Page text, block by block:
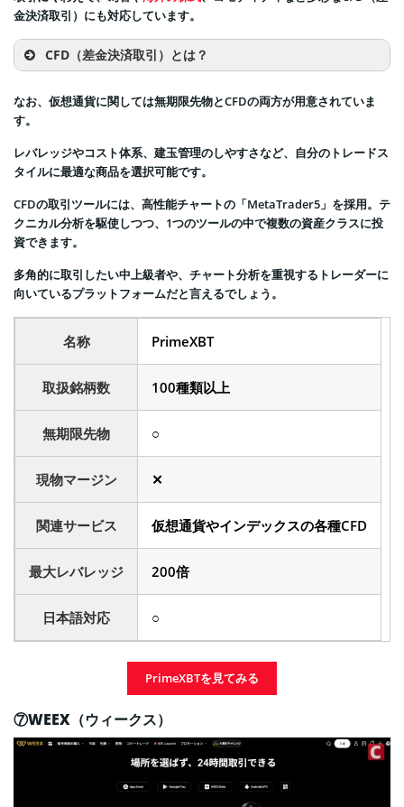
金決済取引）にも対応しています。
CFD（差金決済取引）とは？
なお、仮想通貨に関しては無期限先物とCFDの両方が用意されていま
す。
レバレッジやコスト体系、建玉管理のしやすさなど、自分のトレードス
タイルに最適な商品を選択可能です。
CFDの取引ツールには、高性能チャートの「MetaTrader5」を採用。テ
クニカル分析を駆使しつつ、1つのツールの中で複数の資産クラスに投
資できます。
多角的に取引したい中上級者や、チャート分析を重視するトレーダーに
向いているプラットフォームだと言えるでしょう。
名称 PrimeXBT
取扱銘柄数 100種類以上
無期限先物 ○
現物マージン ✕
関連サービス 仮想通貨やインデックスの各種CFD
最大レバレッジ 200倍
日本語対応 ○
PrimeXBTを見てみる
⑦WEEX（ウィークス）